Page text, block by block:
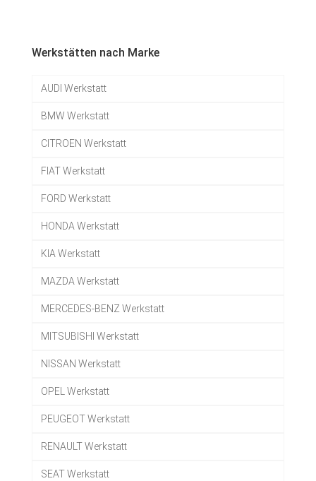
Werkstätten nach Marke
AUDI Werkstatt
BMW Werkstatt
CITROEN Werkstatt
FIAT Werkstatt
FORD Werkstatt
HONDA Werkstatt
KIA Werkstatt
MAZDA Werkstatt
MERCEDES-BENZ Werkstatt
MITSUBISHI Werkstatt
NISSAN Werkstatt
OPEL Werkstatt
PEUGEOT Werkstatt
RENAULT Werkstatt
SEAT Werkstatt